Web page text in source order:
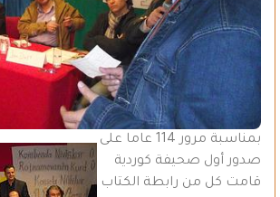
بمناسبة مرور 114 عاما على
صدور أول صحيفة كوردية
قامت كل من رابطة الكتاب